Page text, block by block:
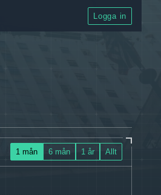
Logga in
1 mån 6 mån 1 år Allt